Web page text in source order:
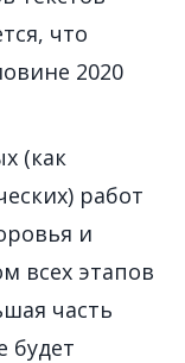
что
2020
(как
работ
и
всех этапов
часть
будет